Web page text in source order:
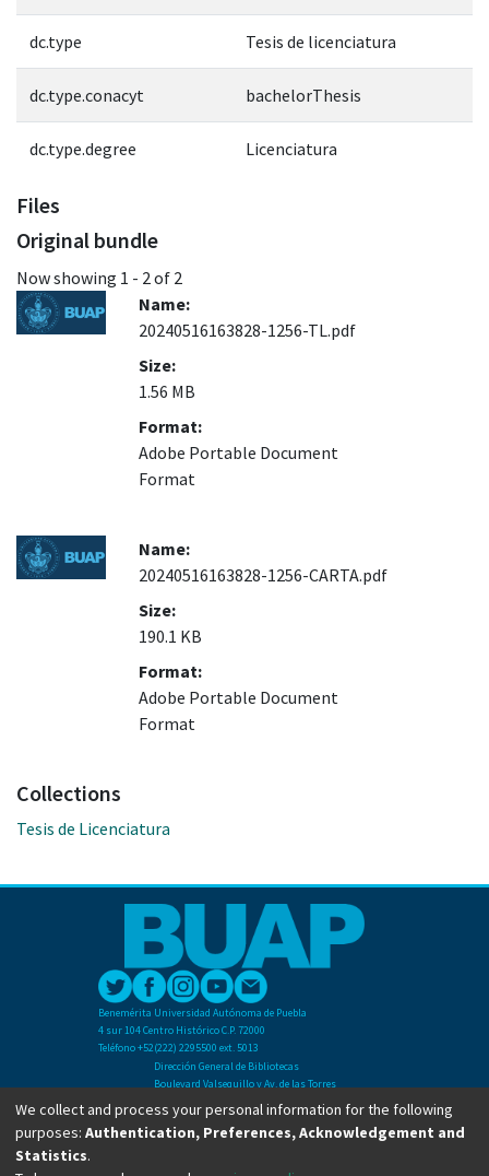
dc.type Tesis de licenciatura
dc.type.conacyt bachelorThesis
dc.type.degree Licenciatura
Files
Original bundle
Now showing 1 - 2 of 2
Name:
20240516163828-1256-TL.pdf
Size:
1.56 MB
Format:
Adobe Portable Document
Format
Name:
20240516163828-1256-CARTA.pdf
Size:
190.1 KB
Format:
Adobe Portable Document
Format
Collections
Tesis de Licenciatura
Benemérita Universidad Autónoma de Puebla
4 sur 104 Centro Histórico C.P. 72000
Teléfono +52(222) 2295500 ext. 5013
Dirección General de Bibliotecas
Boulevard Valsequillo y Av. de las Torres
Ciudad Universitaria. Col. San Manuel
C.P. 72570
Teléfono +52 (222) 2295500 Ext 2901
We collect and process your personal information for the following
purposes: Authentication, Preferences, Acknowledgement and
Statistics.